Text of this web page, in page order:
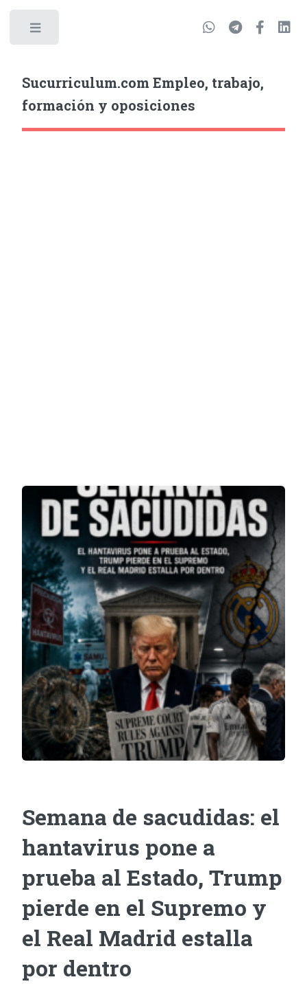
Sucurriculum.com Empleo, trabajo,
formación y oposiciones
Semana de sacudidas: el
hantavirus pone a
prueba al Estado, Trump
pierde en el Supremo y
el Real Madrid estalla
por dentro